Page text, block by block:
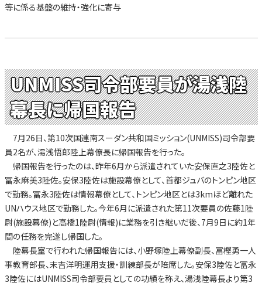
等に係る基盤の維持・強化に寄与
UNMISS司令部要員が湯浅陸
幕長に帰国報告
7月26日、第10次国連南スーダン共和国ミッション(UNMISS)司令部要
員2名が、湯浅悟郎陸上幕僚長に帰国報告を行った。
帰国報告を行ったのは、昨年6月から派遣されていた安保直之3陸佐と
冨永麻美3陸佐。安保3陸佐は施設幕僚として、首都ジュバのトンピン地区
で勤務。冨永3陸佐は情報幕僚として、トンピン地区とは3kmほど離れた
UNハウス地区で勤務した。今年6月に派遣された第11次要員の佐藤1陸
尉(施設幕僚)と高橋1陸尉(情報)に業務を引き継いだ後、7月9日に約1年
間の任務を完遂し帰国した。
陸幕長室で行われた帰国報告には、小野塚陸上幕僚副長、冨樫勇一人
事教育部長、末吉洋明運用支援・訓練部長が陪席した。安保3陸佐と冨永
3陸佐にはUNMISS司令部要員としての功績を称え、湯浅陸幕長より第3